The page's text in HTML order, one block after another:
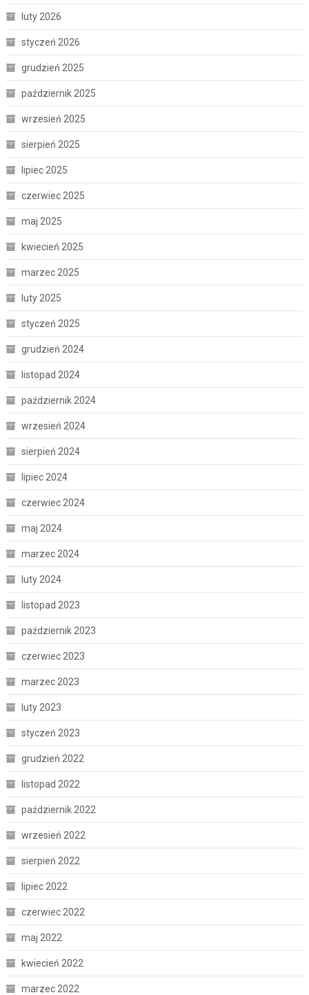
luty 2026
styczeń 2026
grudzień 2025
październik 2025
wrzesień 2025
sierpień 2025
lipiec 2025
czerwiec 2025
maj 2025
kwiecień 2025
marzec 2025
luty 2025
styczeń 2025
grudzień 2024
listopad 2024
październik 2024
wrzesień 2024
sierpień 2024
lipiec 2024
czerwiec 2024
maj 2024
marzec 2024
luty 2024
listopad 2023
październik 2023
czerwiec 2023
marzec 2023
luty 2023
styczeń 2023
grudzień 2022
listopad 2022
październik 2022
wrzesień 2022
sierpień 2022
lipiec 2022
czerwiec 2022
maj 2022
kwiecień 2022
marzec 2022